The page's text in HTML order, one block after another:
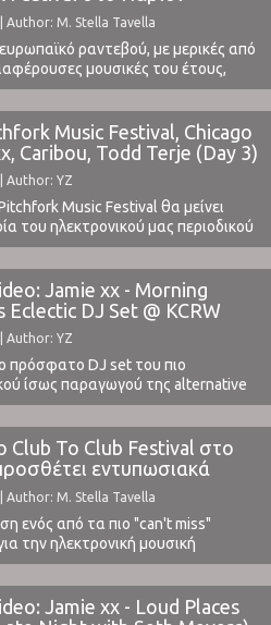
Jamie xx και τον Todd
...
Author: M. Stella Tavella
ραντεβού, με μερικές από
μουσικές του έτους,
πραγματοποιηθεί στο Παρίσι από
τις 31 Οκτωβρίου. Αναφερόμαστε
Pitchfork Music Festival!Μετά
έκδοση του φεστιβάλ, που
στο Σικάγο τον περασμένο
ήταν επίσης εκεί), η
Music Festival, Chicago
Caribou, Todd Terje (Day 3)
Author: YZ
Music Festival θα μείνει
του ηλεκτρονικού μας περιοδικού
που δεν είχαμε προγραμματίσει
και βρεθήκαμε εξ αιτίας τυχαίων
Γνωρίζαμε την υπαρξή του,
γύρω περιοχή, αλλά δε
ότι θα προλαβαίναμε να
Union Park του Σικάγο in time, ...
Jamie xx - Morning
Eclectic DJ Set @ KCRW
Author: YZ
πρόσφατο DJ set του πιο
ίσως παραγωγού της alternative
τη στιγμή στον κόσμο, Jamie
πραγματικά το γεγονός το
ακούει, που στη συνέχεια
μιξάρει στα decks, και τελικά να μας
να ακούσουμε μέσω της
και ...
Club To Club Festival στο
εντυπωσιακά
στο line-up του
Author: M. Stella Tavella
ενός από τα πιο "can't miss"
την ηλεκτρονική μουσική
λάβει χώρα στο Τορίνο της Ιταλίας
του ερχόμενου Νοέμβρη, κατά τη
Εβδομάδας Σύγχρονης Τέχνης
Art Week). Αυτό θα είναι το
Jamie xx - Loud Places